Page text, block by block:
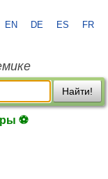
EN DE ES FR
Найти!
⚽